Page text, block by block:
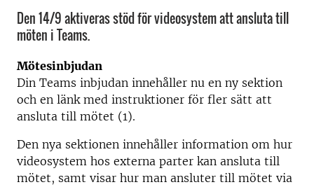
Den 14/9 aktiveras stöd för videosystem att ansluta till
möten i Teams.
Mötesinbjudan
Din Teams inbjudan innehåller nu en ny sektion
och en länk med instruktioner för fler sätt att
ansluta till mötet (1).
Den nya sektionen innehåller information om hur
videosystem hos externa parter kan ansluta till
mötet, samt visar hur man ansluter till mötet via